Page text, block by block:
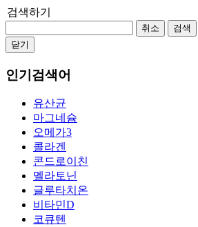
검색하기
취소
검색
닫기
인기검색어
유산균
마그네슘
오메가3
콜라겐
콘드로이친
멜라토닌
글루타치온
비타민D
코큐텐